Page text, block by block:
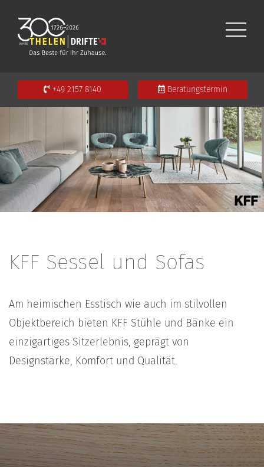
+49 2157 8140 Beratungstermin
KFF Sessel und Sofas
Am heimischen Esstisch wie auch im stilvollen
Objektbereich bieten KFF Stühle und Bänke ein
einzigartiges Sitzerlebnis, geprägt von
Designstärke, Komfort und Qualität.